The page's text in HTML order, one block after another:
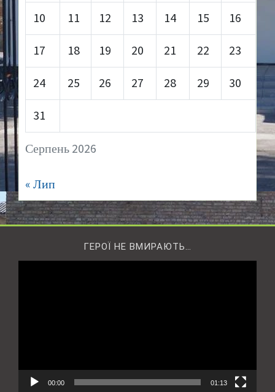
Серпень 2026
10 11 12 13 14 15 16
17 18 19 20 21 22 23
24 25 26 27 28 29 30
31
« Лип
ГЕРОЇ НЕ ВМИРАЮТЬ…
00:00 01:13